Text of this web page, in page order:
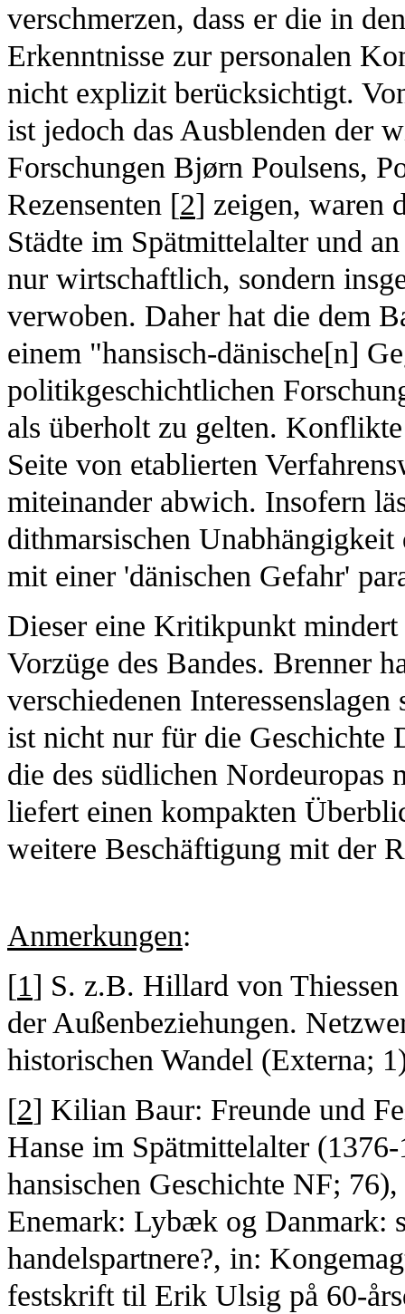
verschmerzen, dass er die in
Erkenntnisse zur personalen
nicht explizit berücksichtigt.
ist jedoch das Ausblenden der
Forschungen Bjørn Poulsens,
Rezensenten [2] zeigen, waren
Städte im Spätmittelalter und
nur wirtschaftlich, sondern
verwoben. Daher hat die dem
einem "hansisch-dänische[n]
politikgeschichtlichen
als überholt zu gelten.
Seite von etablierten
miteinander abwich. Insofern
dithmarsischen
mit einer 'dänischen Gefahr'
Dieser eine Kritikpunkt
Vorzüge des Bandes. Brenner
verschiedenen
ist nicht nur für die Geschichte
die des südlichen Nordeuropas
liefert einen kompakten
weitere Beschäftigung mit der
Anmerkungen:
[1] S. z.B. Hillard von
der Außenbeziehungen.
historischen Wandel (Externa;
[2] Kilian Baur: Freunde und
Hanse im Spätmittelalter
hansischen Geschichte NF;
Enemark: Lybæk og Danmark:
handelspartnere?, in:
festskrift til Erik Ulsig på 60-